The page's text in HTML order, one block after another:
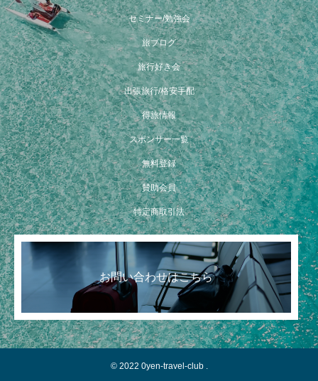
セミナー/勉強会
旅ブログ
旅行好き会
出張旅行/格安手配
得旅情報
スポンサー一覧
無料登録
賛助会員
特定商取引法
お問い合わせはこちら
© 2022 0yen-travel-club .